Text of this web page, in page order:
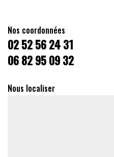
Nos coordonnées
02 52 56 24 31
06 82 95 09 32
Nous localiser